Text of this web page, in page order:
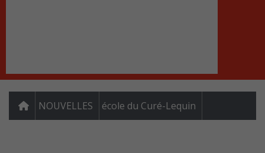
NOUVELLES école du Curé-Lequin